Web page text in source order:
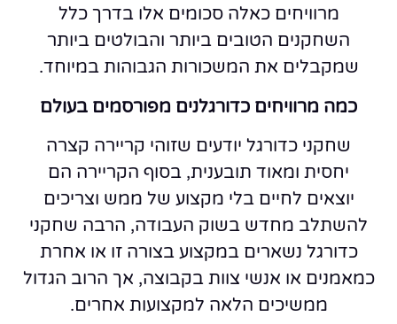
מרוויחים כאלה סכומים אלו בדרך כלל
השחקנים הטובים ביותר והבולטים ביותר
שמקבלים את המשכורות הגבוהות במיוחד.
כמה מרוויחים כדורגלנים מפורסמים בעולם
שחקני כדורגל יודעים שזוהי קריירה קצרה
יחסית ומאוד תובענית, בסוף הקריירה הם
יוצאים לחיים בלי מקצוע של ממש וצריכים
להשתלב מחדש בשוק העבודה, הרבה שחקני
כדורגל נשארים במקצוע בצורה זו או אחרת
כמאמנים או אנשי צוות בקבוצה, אך הרוב הגדול
ממשיכים הלאה למקצועות אחרים.